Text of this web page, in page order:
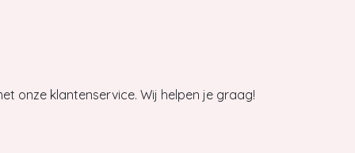
onze klantenservice. Wij helpen je graag!